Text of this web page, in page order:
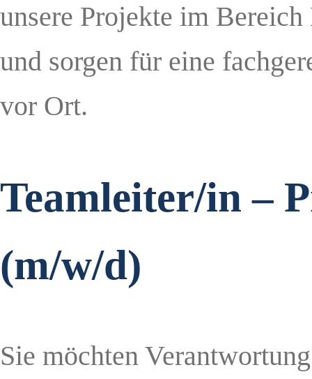
unsere Projekte im
und sorgen für eine
vor Ort.
Teamleiter/in –
(m/w/d)
Sie möchten